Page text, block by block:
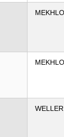
WELLER